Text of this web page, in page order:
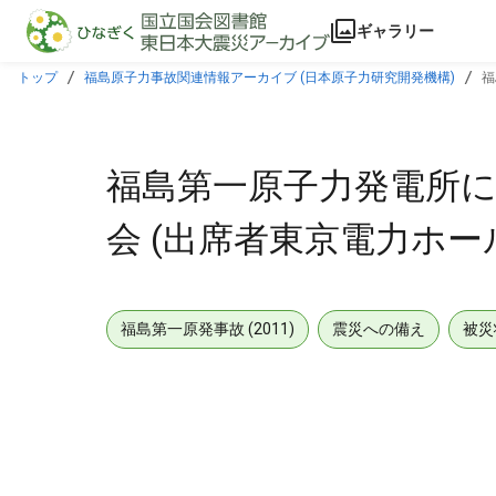
本文に飛ぶ
ギャラリー
トップ 福島原子力事故関連情報アーカイブ (日本原子力研究開発機構)
福島第一原子力発電所
会 (出席者東京電力ホ
福島第一原発事故 (2011) 震災への備え 被災